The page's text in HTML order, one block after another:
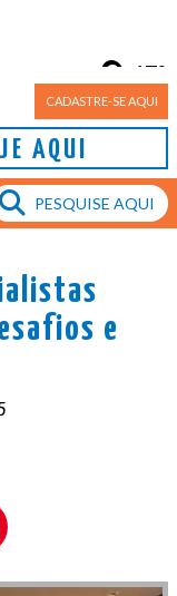
CADASTRE-SE AQUI
AQUI
Porto Alegre
17°
e